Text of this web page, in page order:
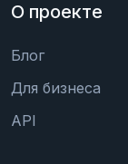
О проекте
Блог
Для бизнеса
API